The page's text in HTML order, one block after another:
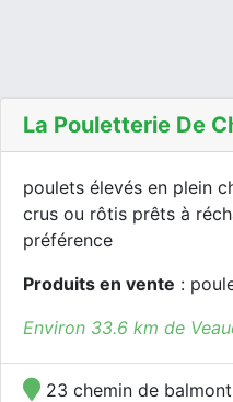
La Pouletterie De
poulets élevés en plein
crus ou rôtis prêts à
préférence
Produits en vente :
Environ 33.6 km de
23 chemin de